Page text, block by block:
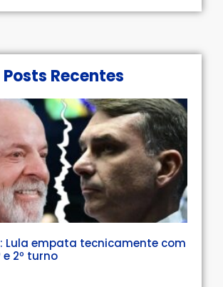
Posts Recentes
Lula empata tecnicamente com
e 2º turno